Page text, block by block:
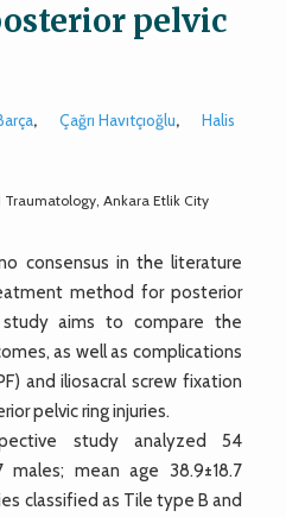
pelvic
, Çağrı Havıtçıoğlu,
Halis
Ankara Etlik City
consensus in the literature
method for posterior
study aims to compare the
as well as complications
and iliosacral screw fixation
pelvic ring injuries.
study analyzed 54
mean age 38.9±18.7
classified as Tile type B and